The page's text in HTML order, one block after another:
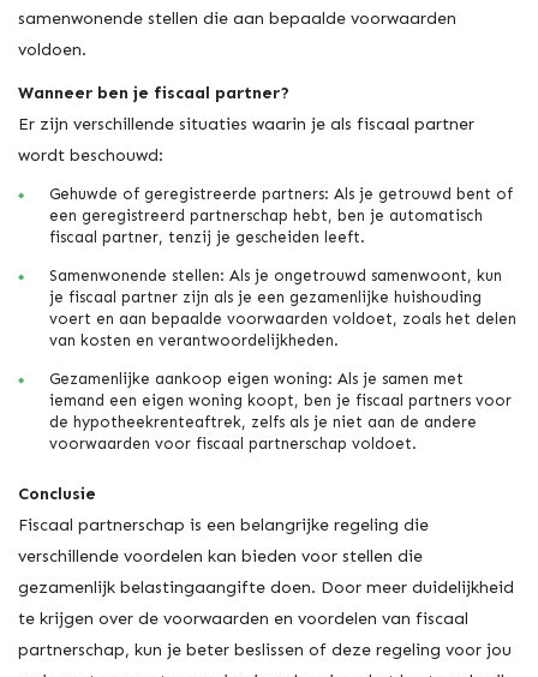
samenwonende stellen die aan bepaalde voorwaarden
voldoen.
Wanneer ben je fiscaal partner?
Er zijn verschillende situaties waarin je als fiscaal partner
wordt beschouwd:
Gehuwde of geregistreerde partners: Als je getrouwd bent of
een geregistreerd partnerschap hebt, ben je automatisch
fiscaal partner, tenzij je gescheiden leeft.
Samenwonende stellen: Als je ongetrouwd samenwoont, kun
je fiscaal partner zijn als je een gezamenlijke huishouding
voert en aan bepaalde voorwaarden voldoet, zoals het delen
van kosten en verantwoordelijkheden.
Gezamenlijke aankoop eigen woning: Als je samen met
iemand een eigen woning koopt, ben je fiscaal partners voor
de hypotheekrenteaftrek, zelfs als je niet aan de andere
voorwaarden voor fiscaal partnerschap voldoet.
Conclusie
Fiscaal partnerschap is een belangrijke regeling die
verschillende voordelen kan bieden voor stellen die
gezamenlijk belastingaangifte doen. Door meer duidelijkheid
te krijgen over de voorwaarden en voordelen van fiscaal
partnerschap, kun je beter beslissen of deze regeling voor jou